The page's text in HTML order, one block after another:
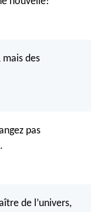
mais des
pas
de l’univers,